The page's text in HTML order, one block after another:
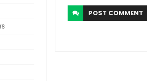
POST COMMENT